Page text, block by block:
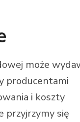
może
producentami
i koszty
przyjrzymy się